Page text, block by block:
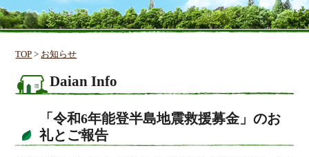
TOP > お知らせ
Daian Info
「令和6年能登半島地震救援募金」のお
礼とご報告